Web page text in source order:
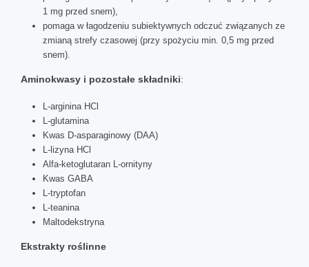
1 mg przed snem),
pomaga w łagodzeniu subiektywnych odczuć związanych ze
zmianą strefy czasowej (przy spożyciu min. 0,5 mg przed
snem).
Aminokwasy i pozostałe składniki:
L-arginina HCl
L-glutamina
Kwas D-asparaginowy (DAA)
L-lizyna HCl
Alfa-ketoglutaran L-ornityny
Kwas GABA
L-tryptofan
L-teanina
Maltodekstryna
Ekstrakty roślinne